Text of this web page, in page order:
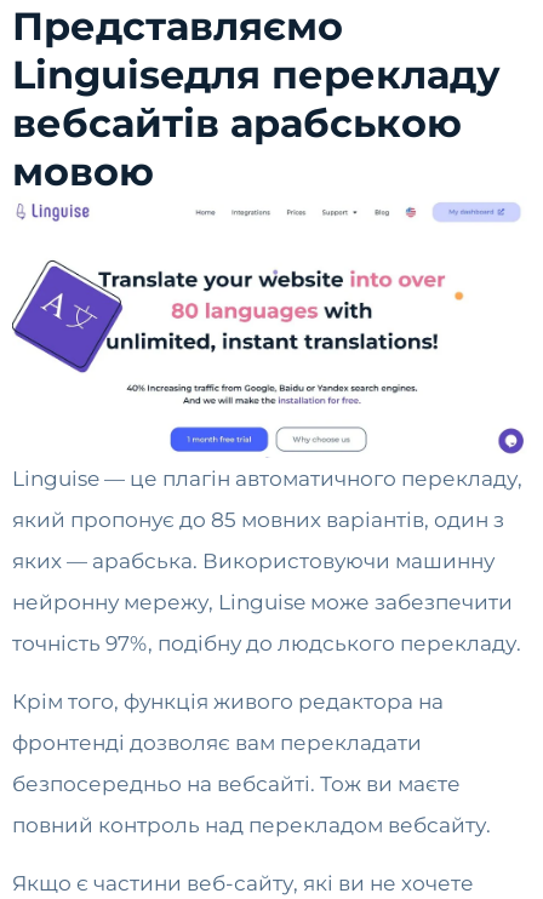
Представляємо
Linguiseдля перекладу
вебсайтів арабською
мовою
Linguise — це плагін автоматичного перекладу,
який пропонує до 85 мовних варіантів, один з
яких — арабська. Використовуючи машинну
нейронну мережу, Linguise може забезпечити
точність 97%, подібну до людського перекладу.
Крім того, функція живого редактора на
фронтенді дозволяє вам перекладати
безпосередньо на вебсайті. Тож ви маєте
повний контроль над перекладом вебсайту.
Якщо є частини веб-сайту, які ви не хочете